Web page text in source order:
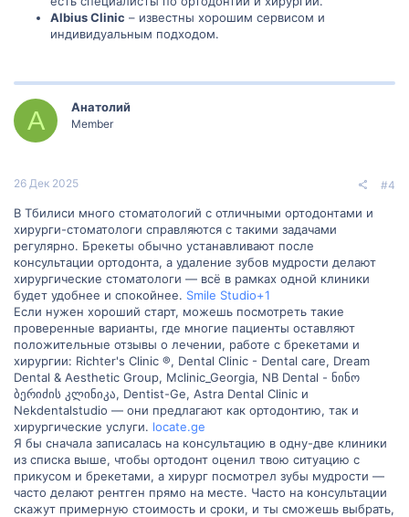
Albius Clinic – известны хорошим сервисом и
индивидуальным подходом.
А Анатолий
Member
26 Дек 2025 #4
В Тбилиси много стоматологий с отличными ортодонтами и
хирурги-стоматологи справляются с такими задачами
регулярно. Брекеты обычно устанавливают после
консультации ортодонта, а удаление зубов мудрости делают
хирургические стоматологи — всё в рамках одной клиники
будет удобнее и спокойнее. Smile Studio+1
Если нужен хороший старт, можешь посмотреть такие
проверенные варианты, где многие пациенты оставляют
положительные отзывы о лечении, работе с брекетами и
хирургии: Richter's Clinic ®, Dental Clinic - Dental care, Dream
Dental & Aesthetic Group, Mclinic_Georgia, NB Dental - ნინო
ბერიძის კლინიკა, Dentist-Ge, Astra Dental Clinic и
Nekdentalstudio — они предлагают как ортодонтию, так и
хирургические услуги. locate.ge
Я бы сначала записалась на консультацию в одну-две клиники
из списка выше, чтобы ортодонт оценил твою ситуацию с
прикусом и брекетами, а хирург посмотрел зубы мудрости —
часто делают рентген прямо на месте. Часто на консультации
скажут примерную стоимость и сроки, и ты сможешь выбрать,